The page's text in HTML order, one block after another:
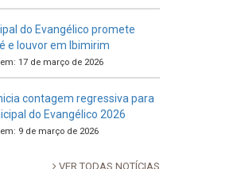
Festa de São Pedro no
30 de junho de 2026
Festa de Santo Antônio
tradição e movimenta a
de Ibimirim
do Evangélico promete